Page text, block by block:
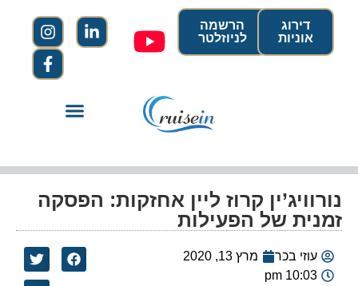
הרשמה
לניוזלטר
דירוג
אוניות
נורוויג’ין קרוז ליין אחזקות: הפסקה
זמנית של הפעילות
עוזי בכר
מרץ 13, 2020
10:03 pm